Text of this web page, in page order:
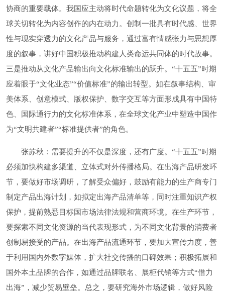
协商的重要载体。我国应主动将时代命题转化为文化议题，将全
球关切转化为内容创作的内在动力。创制一批具有时代感、世界
性与现实穿透力的文化产品与服务，通过富有情感张力与思想厚
度的叙事，讲好中国积极推动构建人类命运共同体的时代故事。
三是推动从文化产品输出向文化标准输出的跃升。“十五五”时期
应着眼于“文化业态”“价值标准”的输出转型。如在叙事结构、审
美体系、创意模式、版权保护、数字交互等方面形成具有中国特
色、国际通行力的文化标准体系，在全球文化产业中塑造中国作
为“文明共建者”“标准提供者”的角色。
张苏秋：需要提升的不仅是深度，还有广度。“十五五”时期
必须加快构建多渠道、立体式对外传播格局。在出海产品研发环
节，要做好市场调研，了解受众偏好，鼓励有能力的生产商专门
制定产品出海计划，如拟定出海产品清单等，同时注重知识产权
保护，提前熟悉目标国市场法律法规和营商环境。在生产环节，
要探索不同文化资源的当代表现形式，为不同文化背景的消费者
创制易接受的产品。在出海产品流通环节，要加大宣传力度，善
于利用国内外数字媒体，扩大社交传播的口碑效果；积极拓展和
国外本土品牌的合作，如通过品牌联名、展柜代销等方式“借力
出海”，减少贸易壁垒。总之，要研究海外市场逻辑，做好风险